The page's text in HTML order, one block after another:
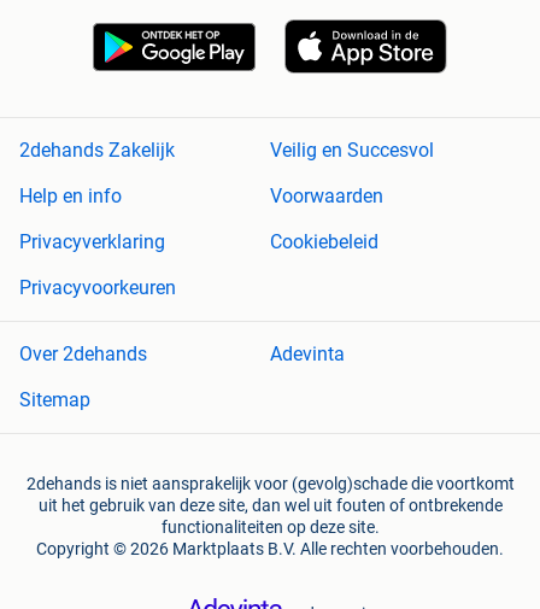
2dehands Zakelijk
Veilig en Succesvol
Help en info
Voorwaarden
Privacyverklaring
Cookiebeleid
Privacyvoorkeuren
Over 2dehands
Adevinta
Sitemap
2dehands is niet aansprakelijk voor (gevolg)schade die voortkomt
uit het gebruik van deze site, dan wel uit fouten of ontbrekende
functionaliteiten op deze site.
Copyright © 2026 Marktplaats B.V. Alle rechten voorbehouden.